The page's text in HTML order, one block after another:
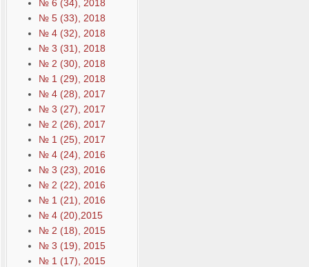
№ 6 (34), 2018
№ 5 (33), 2018
№ 4 (32), 2018
№ 3 (31), 2018
№ 2 (30), 2018
№ 1 (29), 2018
№ 4 (28), 2017
№ 3 (27), 2017
№ 2 (26), 2017
№ 1 (25), 2017
№ 4 (24), 2016
№ 3 (23), 2016
№ 2 (22), 2016
№ 1 (21), 2016
№ 4 (20),2015
№ 2 (18), 2015
№ 3 (19), 2015
№ 1 (17), 2015